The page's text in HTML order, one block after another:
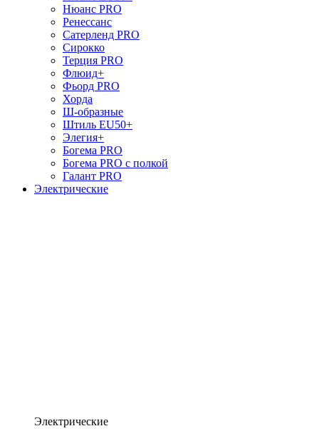
Нюанс PRO
Ренессанс
Сатерленд PRO
Сирокко
Терция PRO
Флюид+
Фьорд PRO
Хорда
Ш-образные
Штиль EU50+
Элегия+
Богема PRO
Богема PRO с полкой
Галант PRO
Электрические
Электрические